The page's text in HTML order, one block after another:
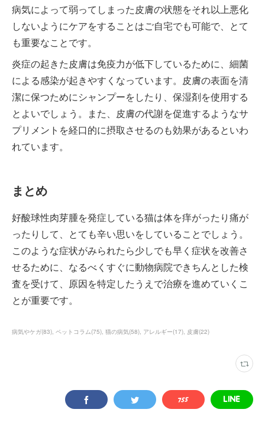
病気によって弱ってしまった皮膚の状態をそれ以上悪化
しないようにケアをすることはご自宅でも可能で、とて
も重要なことです。
炎症の起きた皮膚は免疫力が低下しているために、細菌
による感染が起きやすくなっています。皮膚の表面を清
潔に保つためにシャンプーをしたり、保湿剤を使用する
とよいでしょう。また、皮膚の代謝を促進するようなサ
プリメントを経口的に摂取させるのも効果があるといわ
れています。
まとめ
好酸球性肉芽腫を発症している猫は体を痒がったり痛が
ったりして、とても辛い思いをしていることでしょう。
このような症状がみられたら少しでも早く症状を改善さ
せるために、なるべくすぐに動物病院できちんとした検
査を受けて、原因を特定したうえで治療を進めていくこ
とが重要です。
病気やケガ(83) ペットコラム(75) 猫の病気(58) アレルギー(17) 皮膚(22)